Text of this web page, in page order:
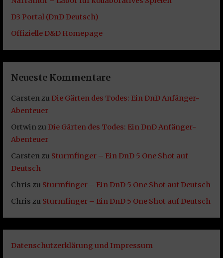
D3 Portal (DnD Deutsch)
Offizielle D&D Homepage
Neueste Kommentare
Carstenzu Die Gärten des Todes: Ein DnD Anfänger-
Abenteuer
Ortwinzu Die Gärten des Todes: Ein DnD Anfänger-
Abenteuer
Carstenzu Sturmfinger – Ein DnD 5 One Shot auf
Deutsch
Chris zu Sturmfinger – Ein DnD 5 One Shot auf Deutsch
Chris zu Sturmfinger – Ein DnD 5 One Shot auf Deutsch
Datenschutzerklärung und Impressum